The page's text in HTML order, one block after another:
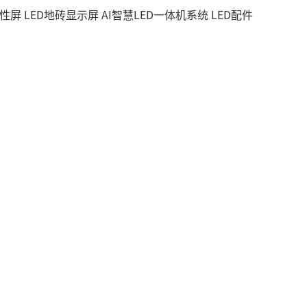
屏 LED地砖显示屏AI智慧LED一体机系统 LED配件